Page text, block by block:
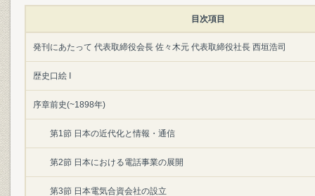
目次項目
発刊にあたって 代表取締役会長 佐々木元 代表取締役社長 西垣浩司
歴史口絵 I
序章前史(~1898年)
第1節 日本の近代化と情報・通信
第2節 日本における電話事業の展開
第3節 日本電気合資会社の設立